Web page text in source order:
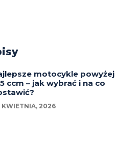
motocykle powyżej
ccm – jak wybrać i na co
KWIETNIA, 2026